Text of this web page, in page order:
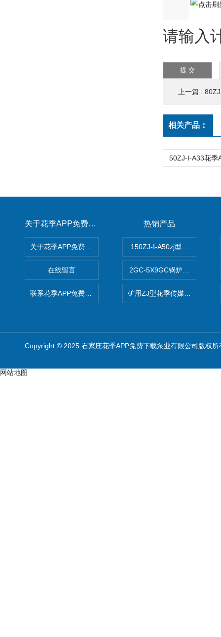
请输入
上一篇 :
相关产品：
关于花季APP免费下载
在线留言
热销产品
150ZJ-I-A50zj型花季传媒
2GC-5X9GC锅炉给水泵 给水
矿用ZJ型花季传媒APP免费版
Copyright © 2025 石家庄花季APP免费下载泵业有限公司版权所
网站地图